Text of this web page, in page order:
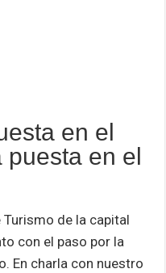
en el
en el
de la capital
con el paso por la
En charla con nuestro